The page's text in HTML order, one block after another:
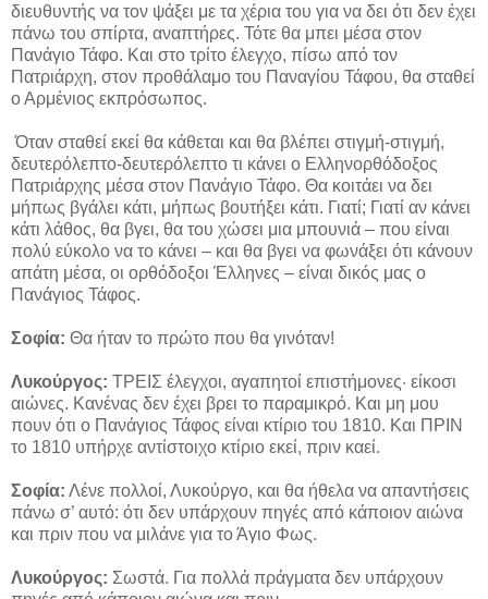
διευθυντής να τον ψάξει με τα χέρια του για να δει ότι δεν έχει
πάνω του σπίρτα, αναπτήρες. Τότε θα μπει μέσα στον
Πανάγιο Τάφο. Και στο τρίτο έλεγχο, πίσω από τον
Πατριάρχη, στον προθάλαμο του Παναγίου Τάφου, θα σταθεί
ο Αρμένιος εκπρόσωπος.
Όταν σταθεί εκεί θα κάθεται και θα βλέπει στιγμή-στιγμή,
δευτερόλεπτο-δευτερόλεπτο τι κάνει ο Ελληνορθόδοξος
Πατριάρχης μέσα στον Πανάγιο Τάφο. Θα κοιτάει να δει
μήπως βγάλει κάτι, μήπως βουτήξει κάτι. Γιατί; Γιατί αν κάνει
κάτι λάθος, θα βγει, θα του χώσει μια μπουνιά – που είναι
πολύ εύκολο να το κάνει – και θα βγει να φωνάξει ότι κάνουν
απάτη μέσα, οι ορθόδοξοι Έλληνες – είναι δικός μας ο
Πανάγιος Τάφος.
Σοφία: Θα ήταν το πρώτο που θα γινόταν!
Λυκούργος: ΤΡΕΙΣ έλεγχοι, αγαπητοί επιστήμονες· είκοσι
αιώνες. Κανένας δεν έχει βρει το παραμικρό. Και μη μου
πουν ότι ο Πανάγιος Τάφος είναι κτίριο του 1810. Και ΠΡΙΝ
το 1810 υπήρχε αντίστοιχο κτίριο εκεί, πριν καεί.
Σοφία: Λένε πολλοί, Λυκούργο, και θα ήθελα να απαντήσεις
πάνω σ’ αυτό: ότι δεν υπάρχουν πηγές από κάποιον αιώνα
και πριν που να μιλάνε για το Άγιο Φως.
Λυκούργος: Σωστά. Για πολλά πράγματα δεν υπάρχουν